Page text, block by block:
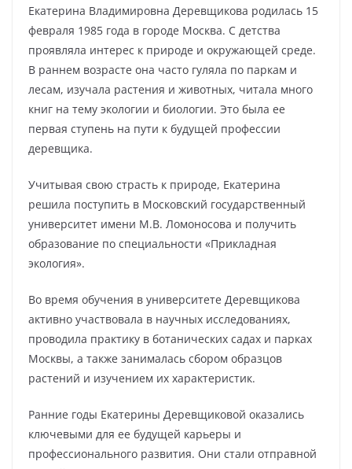
Екатерина Владимировна Деревщикова родилась 15
февраля 1985 года в городе Москва. С детства
проявляла интерес к природе и окружающей среде.
В раннем возрасте она часто гуляла по паркам и
лесам, изучала растения и животных, читала много
книг на тему экологии и биологии. Это была ее
первая ступень на пути к будущей профессии
деревщика.
Учитывая свою страсть к природе, Екатерина
решила поступить в Московский государственный
университет имени М.В. Ломоносова и получить
образование по специальности «Прикладная
экология».
Во время обучения в университете Деревщикова
активно участвовала в научных исследованиях,
проводила практику в ботанических садах и парках
Москвы, а также занималась сбором образцов
растений и изучением их характеристик.
Ранние годы Екатерины Деревщиковой оказались
ключевыми для ее будущей карьеры и
профессионального развития. Они стали отправной